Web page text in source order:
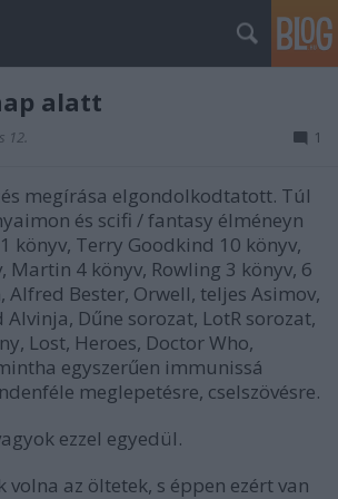
alatt
12. 1
megírása elgondolkodtatott. Túl
és scifi / fantasy élméneyn
könyv, Terry Goodkind 10 könyv,
Martin 4 könyv, Rowling 3 könyv, 6
Alfred Bester, Orwell, teljes Asimov,
Alvinja, Dűne sorozat, LotR sorozat,
Lost, Heroes, Doctor Who,
egyszerűen immunissá
meglepetésre, cselszövésre.
ezzel egyedül.
az öltetek, s éppen ezért van